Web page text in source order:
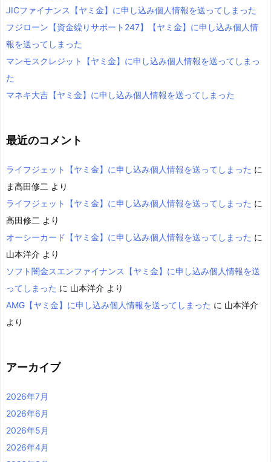
JICファイナンス【ヤミ金】に申し込み個人情報を送ってしまった
フジローン【資金繰りサポート247】【ヤミ金】に申し込み個人情
報を送ってしまった
マンモスクレジット【ヤミ金】に申し込み個人情報を送ってしまっ
た
マネキ大吉【ヤミ金】に申し込み個人情報を送ってしまった
最近のコメント
ライフジェット【ヤミ金】に申し込み個人情報を送ってしまった に
ま高田修二 より
ライフジェット【ヤミ金】に申し込み個人情報を送ってしまった に
高田修二 より
オーシーカード【ヤミ金】に申し込み個人情報を送ってしまった に
山本洋介 より
ソフト闇金スエンファイナンス【ヤミ金】に申し込み個人情報を送
ってしまった に 山本洋介 より
AMG【ヤミ金】に申し込み個人情報を送ってしまった に 山本洋介
より
アーカイブ
2026年7月
2026年6月
2026年5月
2026年4月